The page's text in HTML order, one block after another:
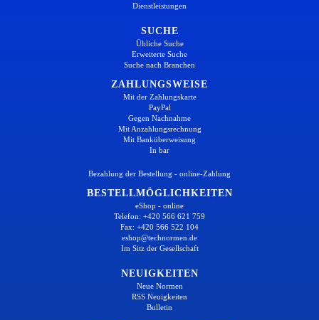
Dienstleistungen
SUCHE
Übliche Suche
Erweiterte Suche
Suche nach Branchen
ZAHLUNGSWEISE
Mit der Zahlungskarte
PayPal
Gegen Nachnahme
Mit Anzahlungsrechnung
Mit Banküberweisung
In bar
Bezahlung der Bestellung - online-Zahlung
BESTELLMÖGLICHKEITEN
eShop - online
Telefon: +420 566 621 759
Fax: +420 566 522 104
eshop@technormen.de
Im Sitz der Gesellschaft
NEUIGKEITEN
Neue Normen
RSS Neuigkeiten
Bulletin